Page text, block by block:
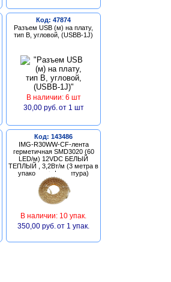
Код: 47874
Разъем USB (м) на плату,
тип В, угловой, (USBB-1J)
В наличии: 6 шт
30,00 руб. от 1 шт
Код: 143486
IMG-R30WW-CF-лента
герметичная SMD3020 (60
LED/м) 12VDC БЕЛЫЙ
ТЕПЛЫЙ , 3,2Вт/м (3 метра в
упаковке + фурнитура)
В наличии: 10 упак.
350,00 руб. от 1 упак.